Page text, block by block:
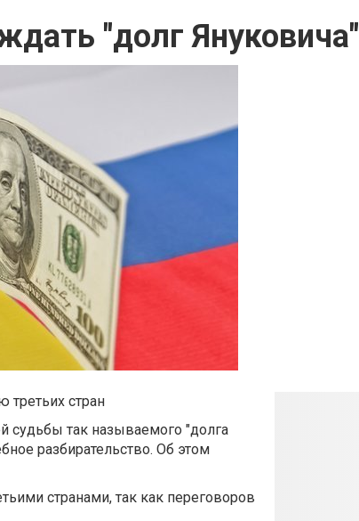
"долг Януковича"
третьих стран
судьбы так называемого "долга
разбирательство. Об этом
странами, так как переговоров